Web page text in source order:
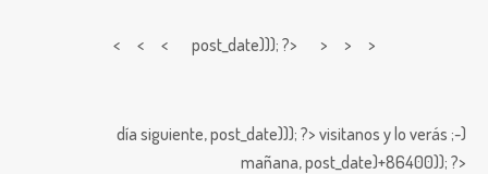
< < < post_date))); ?> > > >
día siguiente,post_date))); ?> visitanos y lo verás ;-)
mañana,post_date)+86400)); ?>